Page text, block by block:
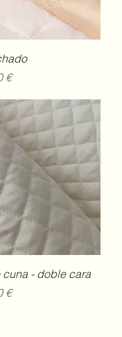
rápida
€
rápida
- doble cara
€